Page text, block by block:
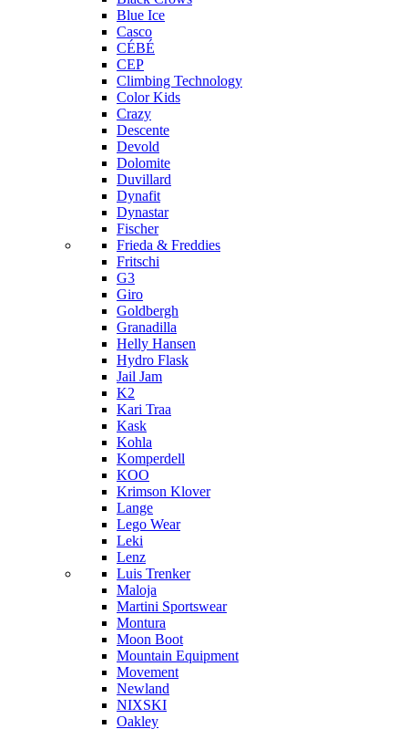
Blue Ice
Casco
CÉBÉ
CEP
Climbing Technology
Color Kids
Crazy
Descente
Devold
Dolomite
Duvillard
Dynafit
Dynastar
Fischer
Frieda & Freddies
Fritschi
G3
Giro
Goldbergh
Granadilla
Helly Hansen
Hydro Flask
Jail Jam
K2
Kari Traa
Kask
Kohla
Komperdell
KOO
Krimson Klover
Lange
Lego Wear
Leki
Lenz
Luis Trenker
Maloja
Martini Sportswear
Montura
Moon Boot
Mountain Equipment
Movement
Newland
NIXSKI
Oakley